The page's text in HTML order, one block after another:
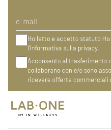
Ho letto e accetto statuto
l'informativa sulla privacy.
Acconsento al trasferimento
collaborano con e/o sono
ricevere offerte commerciali